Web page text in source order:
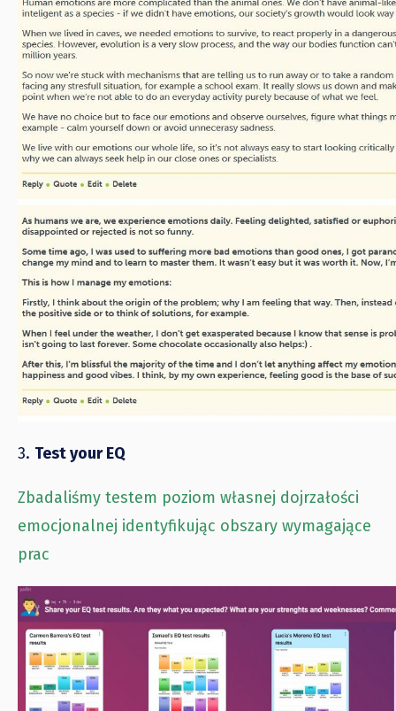
3. Test your EQ
Zbadaliśmy testem poziom własnej dojrzałości
emocjonalnej identyfikując obszary wymagające
prac